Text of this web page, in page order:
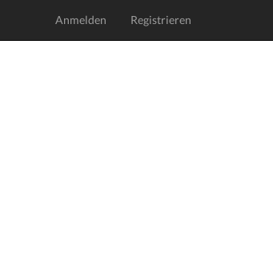
Anmelden Registrieren